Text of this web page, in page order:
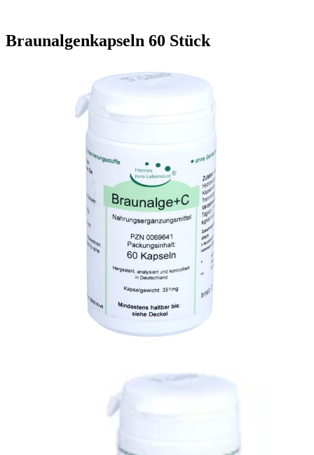
Braunalgenkapseln 60 Stück